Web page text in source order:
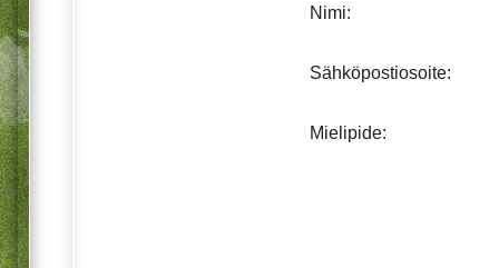
Nimi:
Sähköpostiosoite:
Mielipide: